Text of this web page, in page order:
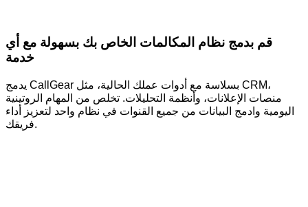
قم بدمج نظام المكالمات الخاص بك بسهولة مع أي
خدمة
يدمج CallGear بسلاسة مع أدوات عملك الحالية، مثل CRM،
منصات الإعلانات، وأنظمة التحليلات. تخلص من المهام الروتينية
اليومية وادمج البيانات من جميع القنوات في نظام واحد لتعزيز أداء
فريقك.